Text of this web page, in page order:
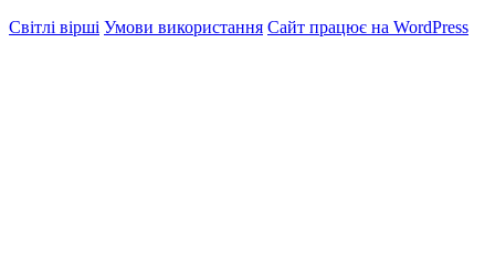
Світлі вірші Умови використання Сайт працює на WordPress